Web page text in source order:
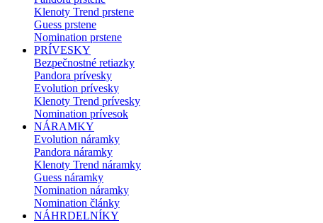
Klenoty Trend prstene
Guess prstene
Nomination prstene
PRÍVESKY
Bezpečnostné retiazky
Pandora prívesky
Evolution prívesky
Klenoty Trend prívesky
Nomination prívesok
NÁRAMKY
Evolution náramky
Pandora náramky
Klenoty Trend náramky
Guess náramky
Nomination náramky
Nomination články
NÁHRDELNÍKY